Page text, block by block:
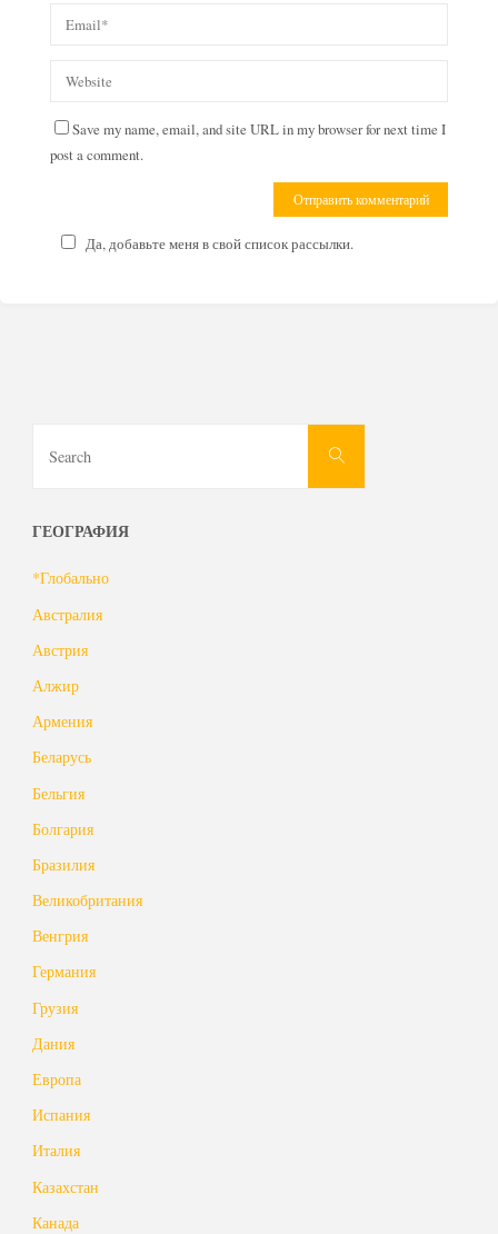
Save my name, email, and site URL in my browser for next time I
post a comment.
Да, добавьте меня в свой список рассылки.
Search
ГЕОГРАФИЯ
*Глобально
Австралия
Австрия
Алжир
Армения
Беларусь
Бельгия
Болгария
Бразилия
Великобритания
Венгрия
Германия
Грузия
Дания
Европа
Испания
Италия
Казахстан
Канада